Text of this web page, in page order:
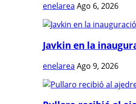
enelarea Ago 6, 2026
Javkin en la
enelarea Ago 9, 2026